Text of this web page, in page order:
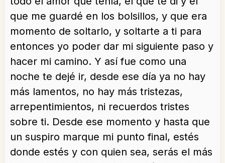
que me guardé en los bolsillos, y que era
momento de soltarlo, y soltarte a ti para
entonces yo poder dar mi siguiente paso y
hacer mi camino. Y así fue como una
noche te dejé ir, desde ese día ya no hay
más lamentos, no hay más tristezas,
arrepentimientos, ni recuerdos tristes
sobre ti. Desde ese momento y hasta que
un suspiro marque mi punto final, estés
donde estés y con quien sea, serás el más